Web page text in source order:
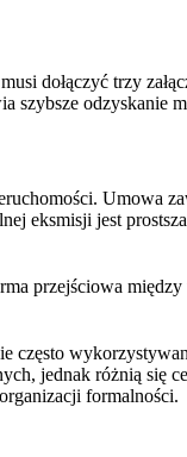
dołączyć trzy
szybsze odzyskanie
Umowa
eksmisji jest
przejściowa
często
jednak różnią się
formalności.